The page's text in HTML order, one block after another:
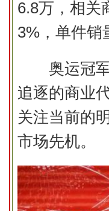
6.8万，相关
3%，单件销
奥运冠军
追逐的商业
关注当前的
市场先机。